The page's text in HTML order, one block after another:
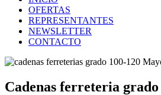
OFERTAS
REPRESENTANTES
NEWSLETTER
CONTACTO
Cadenas ferreteria grado